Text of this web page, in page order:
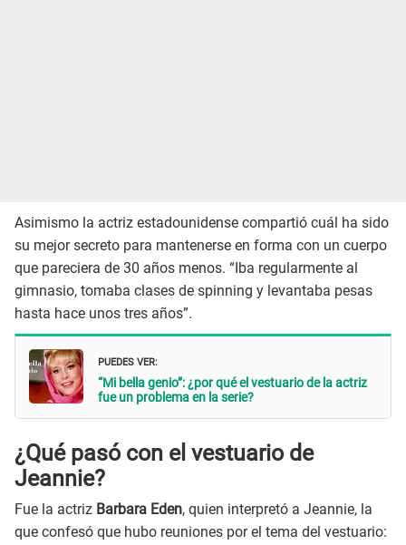
Asimismo la actriz estadounidense compartió cuál ha sido
su mejor secreto para mantenerse en forma con un cuerpo
que pareciera de 30 años menos. “Iba regularmente al
gimnasio, tomaba clases de spinning y levantaba pesas
hasta hace unos tres años”.
PUEDES VER:
“Mi bella genio”: ¿por qué el vestuario de la actriz
fue un problema en la serie?
¿Qué pasó con el vestuario de
Jeannie?
Fue la actriz Barbara Eden, quien interpretó a Jeannie, la
que confesó que hubo reuniones por el tema del vestuario: